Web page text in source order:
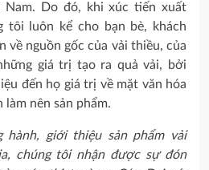
Do đó, khi xúc tiến xuất
tôi luôn kể cho bạn bè, khách
về nguồn gốc của vải thiều, của
giá trị tạo ra quả vải, bởi
đến họ giá trị về mặt văn hóa
nên sản phẩm.
hành, giới thiệu sản phẩm vải
chúng tôi nhận được sự đón